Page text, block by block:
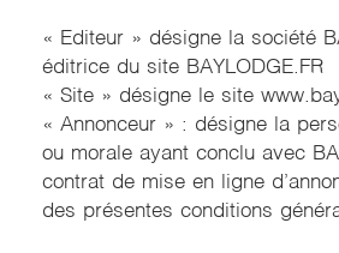
« Editeur » désigne la société
éditrice du site BAYLODGE.FR
« Site » désigne le site
« Annonceur » : désigne la
ou morale ayant conclu avec
contrat de mise en ligne
des présentes conditions